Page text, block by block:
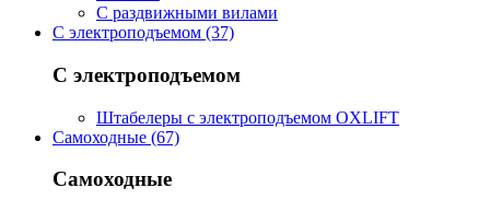
С раздвижными вилами
С электроподъемом (37)
С электроподъемом
Штабелеры с электроподъемом OXLIFT
Самоходные (67)
Самоходные